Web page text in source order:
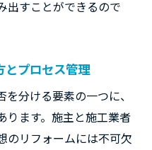
出すことができるので
とプロセス管理
分ける要素の一つに、
ります。施主と施工業者
のリフォームには不可欠